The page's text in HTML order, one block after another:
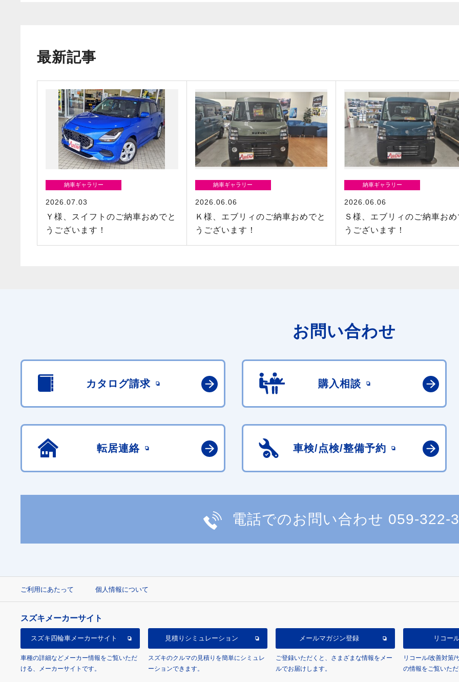
最新記事
納車ギャラリー
2026.07.03
Ｙ様、スイフトのご納車おめでと
うございます！
納車ギャラリー
2026.06.06
Ｋ様、エブリィのご納車おめでと
うございます！
納車ギャラリー
2026.06.06
Ｓ様、エブリィのご納車お
うございます！
お問い合わせ
カタログ請求 購入相談
転居連絡 車検/点検/整備予約
電話でのお問い合わせ 059-322-
ご利用にあたって 個人情報について
スズキメーカーサイト
スズキ四輪車メーカーサイト
車種の詳細などメーカー情報をご覧いただ
ける、メーカーサイトです。
見積り シミュレーション
スズキのクルマの見積りを簡単にシミュレ
ーションできます。
メールマガジン登録
ご登録いただくと、さまざまな情報をメー
ルでお届けします。
リコー
リコール/改善対策/
の情報をご覧いた